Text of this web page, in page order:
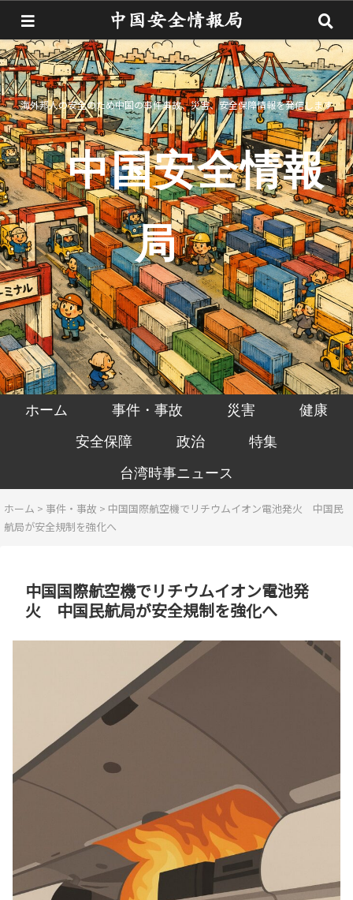
海外邦人の安全のため中国の事件事故、災害、安全保障情報を発信します
中国安全情報
局
ホーム 事件・事故 災害
健康
安全保障
政治
特集
台湾時事ニュース
ホーム > 事件・事故 > 中国国際航空機でリチウムイオン電池発火 中国民
航局が安全規制を強化へ
中国国際航空機でリチウムイオン電池発
火 中国民航局が安全規制を強化へ